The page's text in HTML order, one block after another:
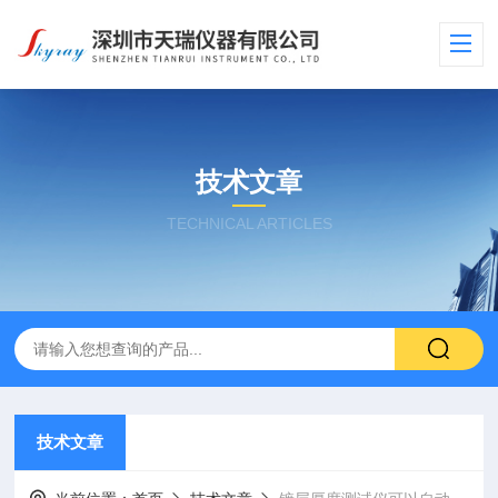
技术文章
TECHNICAL ARTICLES
技术文章